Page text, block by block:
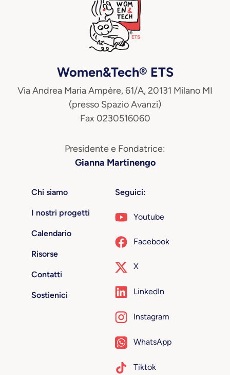
Women&Tech® ETS
Via Andrea Maria Ampère, 61/A, 20131 Milano MI
(presso Spazio Avanzi)
Fax 0230516060
Presidente e Fondatrice:
Gianna Martinengo
Chi siamo
I nostri progetti
Calendario
Risorse
Contatti
Sostienici
Seguici:
Youtube
Facebook
X
LinkedIn
Instagram
WhatsApp
Tiktok